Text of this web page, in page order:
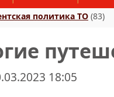
политика ТО (83)
18:05